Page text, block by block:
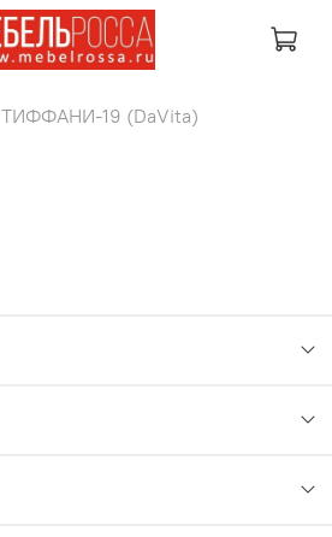
ТИФФАНИ-19 (DaVita)